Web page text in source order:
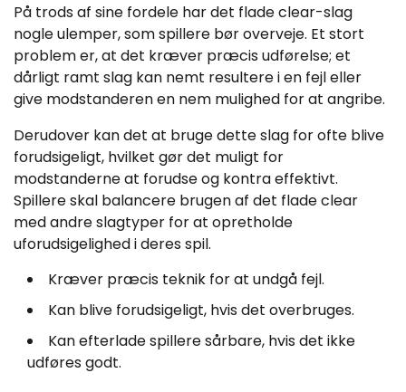
På trods af sine fordele har det flade clear-slag
nogle ulemper, som spillere bør overveje. Et stort
problem er, at det kræver præcis udførelse; et
dårligt ramt slag kan nemt resultere i en fejl eller
give modstanderen en nem mulighed for at angribe.
Derudover kan det at bruge dette slag for ofte blive
forudsigeligt, hvilket gør det muligt for
modstanderne at forudse og kontra effektivt.
Spillere skal balancere brugen af det flade clear
med andre slagtyper for at opretholde
uforudsigelighed i deres spil.
Kræver præcis teknik for at undgå fejl.
Kan blive forudsigeligt, hvis det overbruges.
Kan efterlade spillere sårbare, hvis det ikke
udføres godt.